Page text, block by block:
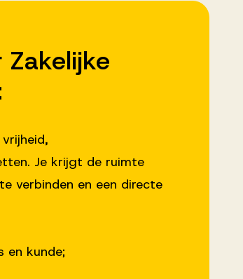
Je krijgt de ruimte
verbinden en een directe
kunde;